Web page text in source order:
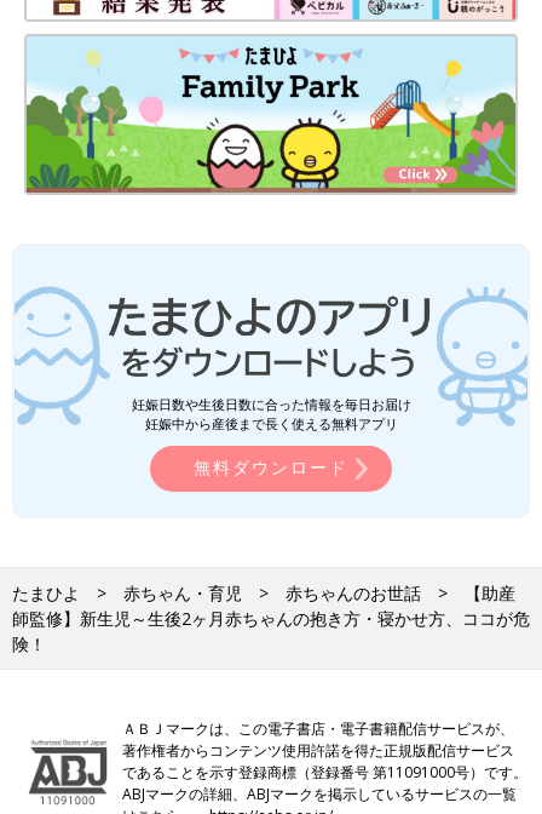
妊娠日数や生後日数に合った情報を毎日お届け
妊娠中から産後まで長く使える無料アプリ
無料ダウンロード
たまひよ 赤ちゃん・育児 赤ちゃんのお世話
【助産
師監修】新生児～生後2ヶ月赤ちゃんの抱き方・寝かせ方、ココが危
険！
ＡＢＪマークは、この電子書店・電子書籍配信サービスが、
著作権者からコンテンツ使用許諾を得た正規版配信サービス
であることを示す登録商標（登録番号 第11091000号）です。
ABJマークの詳細、ABJマークを掲示しているサービスの一覧